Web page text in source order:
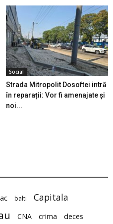
Social
Strada Mitropolit Dosoftei intră
în reparații: Vor fi amenajate și
noi...
balti Capitala
CNA crima deces